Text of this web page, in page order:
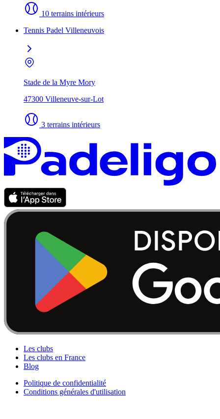
10 terrains intérieurs
Tennis Padel Villeneuvois
Stade de la Myre Mory
47300 Villeneuve-sur-Lot
3 terrains intérieurs
Les clubs
Les clubs en France
Blog
Politique de confidentialité
Conditions générales d'utilisation